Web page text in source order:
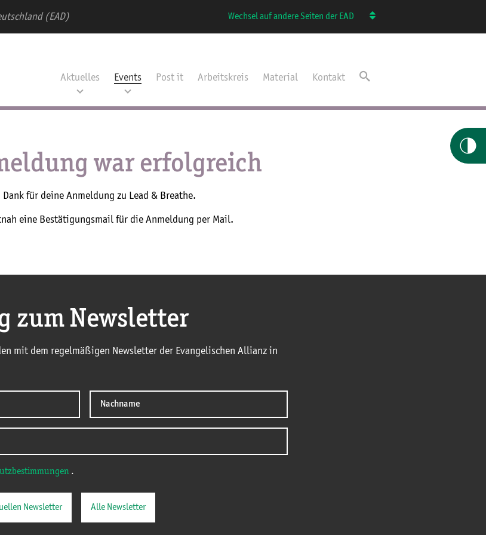
(EAD) Wechsel auf andere Seiten der EAD
Aktuelles Events Post it Arbeitskreis Material Kontakt
war erfolgreich
Dank für deine Anmeldung zu Lead & Breathe.
eine Bestätigungsmail für die Anmeldung per Mail.
zum Newsletter
mit dem regelmäßigen Newsletter der Evangelischen Allianz in
.
Newsletter Alle Newsletter